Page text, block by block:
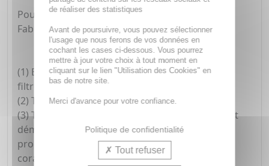
Pour toute la famille, à partir de 3 ans.
Fabriqué en France.
(1) Base d'ingrédients d'origine naturelle, hors
filtres solaires et leurs solubilisants.
(2) Testé selon la méthode OCDE 301F.
(3) Tests stricts d'écotoxicité et cytotoxicité ayant
démontré l'absence d'effets significatifs de nos
produits solaires sur les algues marines et les
coraux.
de réaliser des statistiques
Avant de poursuivre, vous pouvez sélectionner
l'usage que nous ferons de vos données en
cochant les cases ci-dessous. Vous pourrez
mettre à jour votre choix à tout moment en
cliquant sur le lien "Utilisation des Cookies" en
bas de notre site.
Merci d'avance pour votre confiance.
Politique de confidentialité
Tout refuser